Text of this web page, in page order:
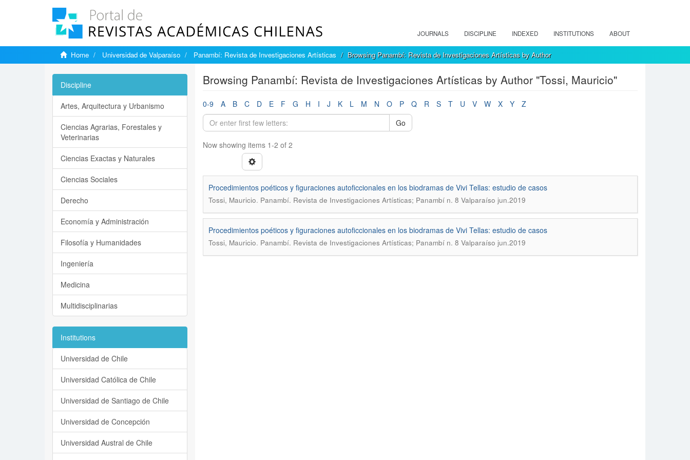
JOURNALS DISCIPLINE INDEXED INSTITUTIONS ABOUT
Home Universidad de Valparaíso Panambí: Revista de Investigaciones Artísticas Browsing Panambí: Revista de Investigaciones Artísticas by Author
Browsing Panambí: Revista de Investigaciones Artísticas by Author "Tossi, Mauricio"
0-9 A B C D E F G H I J K L M N O P Q R S T U V W X Y
Z
Go
Now showing items 1-2 of 2
Procedimientos poéticos y figuraciones autoficcionales en los biodramas de Vivi Tellas: estudio de casos
Tossi, Mauricio. Panambí. Revista de Investigaciones Artísticas; Panambí n. 8 Valparaíso jun.2019
Procedimientos poéticos y figuraciones autoficcionales en los biodramas de Vivi Tellas: estudio de casos
Tossi, Mauricio. Panambí. Revista de Investigaciones Artísticas; Panambí n. 8 Valparaíso jun.2019
Discipline
Artes, Arquitectura y Urbanismo
Ciencias Agrarias, Forestales y
Veterinarias
Ciencias Exactas y Naturales
Ciencias Sociales
Derecho
Economía y Administración
Filosofía y Humanidades
Ingeniería
Medicina
Multidisciplinarias
Institutions
Universidad de Chile
Universidad Católica de Chile
Universidad de Santiago de Chile
Universidad de Concepción
Universidad Austral de Chile